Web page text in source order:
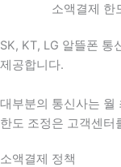
소액결제 한
SK, KT, LG 알뜰폰 통
제공합니다.
대부분의 통신사는 월
한도 조정은 고객센터
소액결제 정책